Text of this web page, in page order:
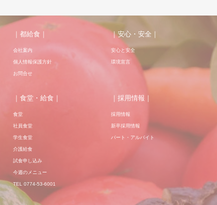
｜都給食｜
会社案内
個人情報保護方針
お問合せ
｜安心・安全｜
安心と安全
環境宣言
｜食堂・給食｜
食堂
社員食堂
学生食堂
介護給食
試食申し込み
今週のメニュー
TEL 0774-53-6001
｜採用情報｜
採用情報
新卒採用情報
パート・アルバイト